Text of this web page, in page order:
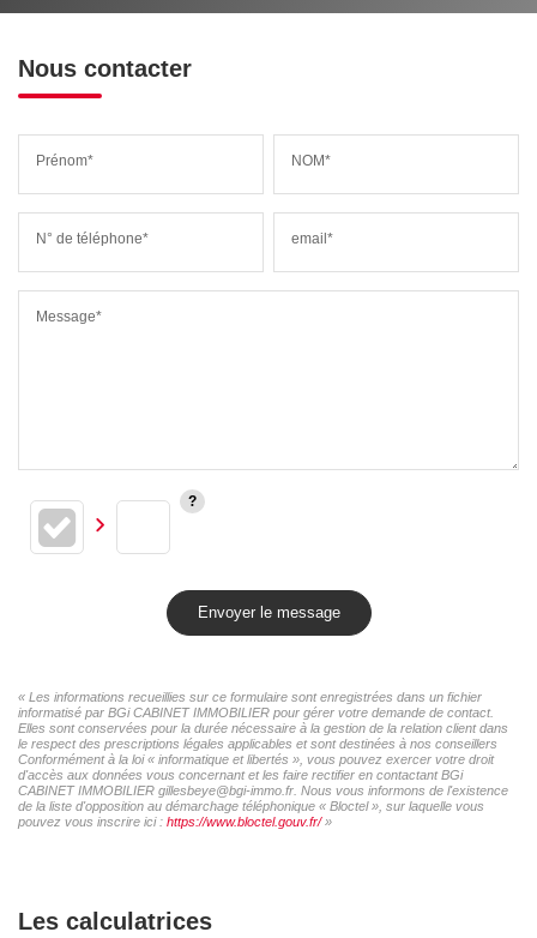
Nous contacter
Prénom* NOM*
N° de téléphone* email*
Message*
Envoyer le message
« Les informations recueillies sur ce formulaire sont enregistrées dans un fichier
informatisé par BGi CABINET IMMOBILIER pour gérer votre demande de contact.
Elles sont conservées pour la durée nécessaire à la gestion de la relation client dans
le respect des prescriptions légales applicables et sont destinées à nos conseillers
Conformément à la loi « informatique et libertés », vous pouvez exercer votre droit
d'accès aux données vous concernant et les faire rectifier en contactant BGi
CABINET IMMOBILIER gillesbeye@bgi-immo.fr. Nous vous informons de l'existence
de la liste d'opposition au démarchage téléphonique « Bloctel », sur laquelle vous
pouvez vous inscrire ici : https://www.bloctel.gouv.fr/»
Les calculatrices